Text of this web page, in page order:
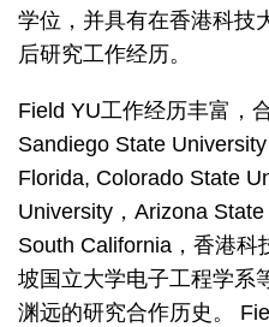
学位，并具有在香港科技
后研究工作经历。
Field YU工作经历丰富，
Sandiego State
Florida, Colorado State
University，Arizona
South California，香港科
坡国立大学电子工程学系
渊远的研究合作历史。